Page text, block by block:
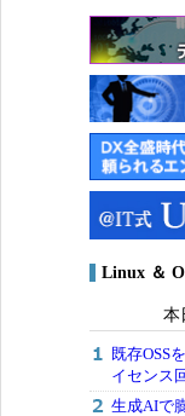
Linux ＆
本
既存OSS
イセンス
生成AIで